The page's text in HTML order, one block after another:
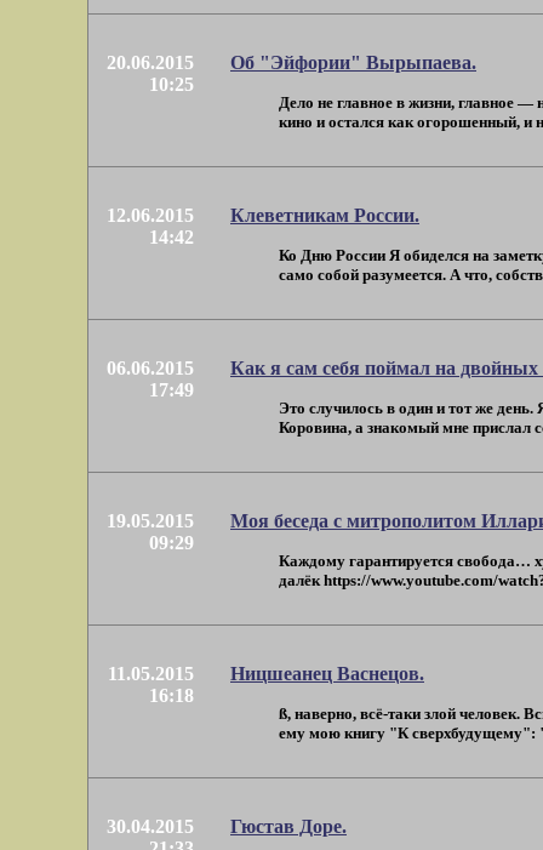
20.06.2015
10:25
Об "Эйфории" Вырыпаева.
Дело не главное в жизни, главное —
кино и остался как огорошенный, и
12.06.2015
14:42
Клеветникам России.
Ко Дню России Я обиделся на
само собой разумеется. А что,
06.06.2015
17:49
Как я сам себя поймал на двойных
Это случилось в один и тот же
Коровина, а знакомый мне прислал
19.05.2015
09:29
Моя беседа с митрополитом
Каждому гарантируется свобода…
далёк https://www.youtube.com/
11.05.2015
16:18
Ницшеанец Васнецов.
ß, наверно, всё-таки злой человек.
ему мою книгу "К сверхбудущему":
30.04.2015
Гюстав Доре.